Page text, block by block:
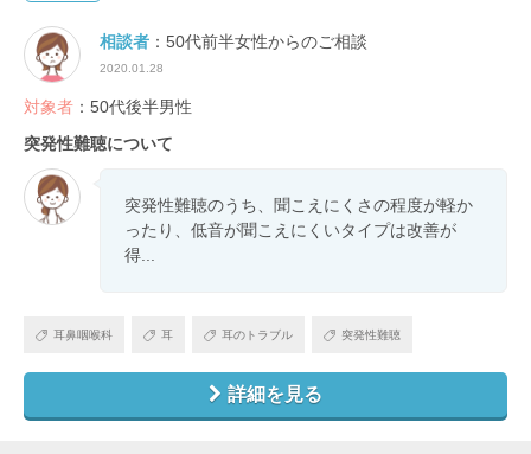
相談者 ：50代前半女性からのご相談
2020.01.28
対象者 ：50代後半男性
突発性難聴について
突発性難聴のうち、聞こえにくさの程度が軽か
ったり、低音が聞こえにくいタイプは改善が
得...
耳鼻咽喉科 耳 耳のトラブル 突発性難聴
詳細を見る